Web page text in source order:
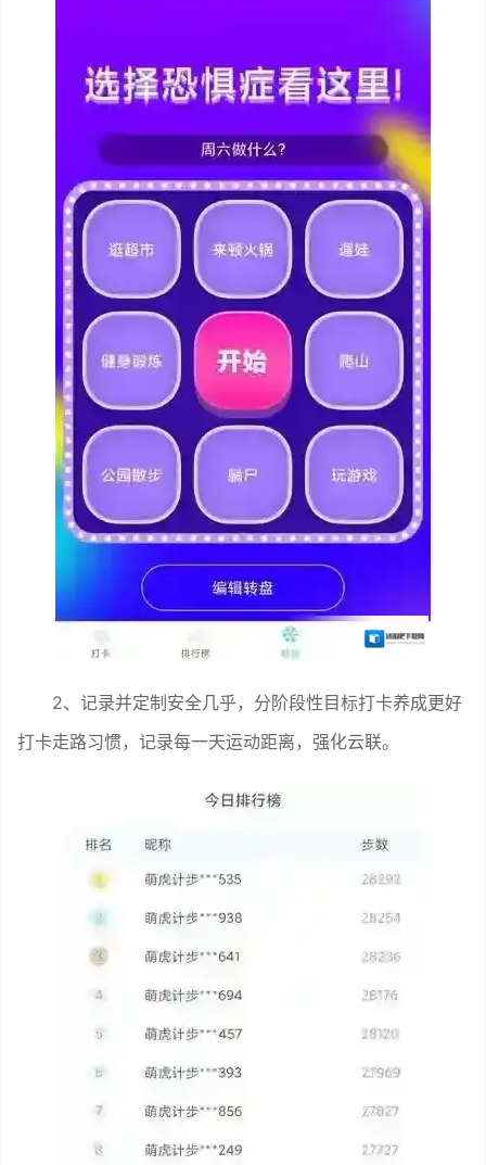
2、记录并定制安全几乎，分阶段性目标打卡养成更好
打卡走路习惯，记录每一天运动距离，强化云联。